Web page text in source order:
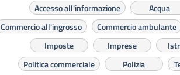
Accesso all'informazione Acqua
Commercio all'ingrosso
Commercio ambulante
Imposte
Imprese
Politica commerciale
Polizia